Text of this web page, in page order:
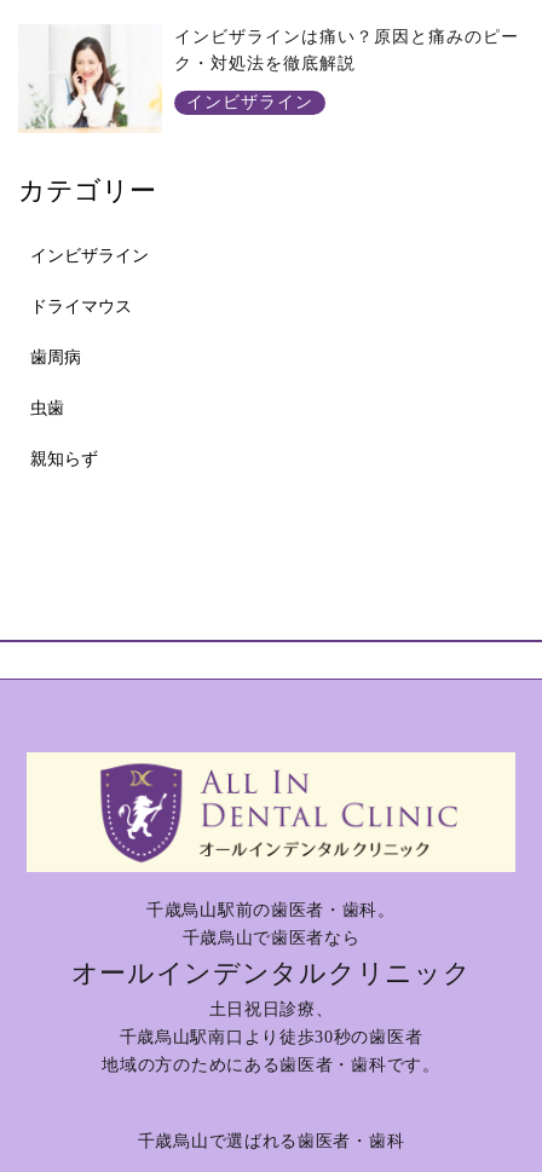
インビザラインは痛い？原因と痛みのピー
ク・対処法を徹底解説
インビザライン
カテゴリー
インビザライン
ドライマウス
歯周病
虫歯
親知らず
千歳烏山駅前の歯医者・歯科。
千歳烏山で歯医者なら
オールインデンタルクリニック
土日祝日診療、
千歳烏山駅南口より徒歩30秒の歯医者
地域の方のためにある歯医者・歯科です。
千歳烏山で選ばれる歯医者・歯科